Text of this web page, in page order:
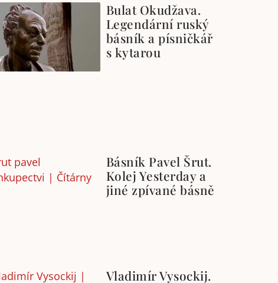
Bulat Okudžava.
Legendární ruský
básník a písničkář
s kytarou
Básník Pavel Šrut.
Kolej Yesterday a
jiné zpívané básně
Vladimír Vysockij.